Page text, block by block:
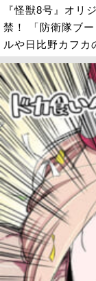
『怪獣8号』オリ
禁！ 「防衛隊ブ
ルや日比野カフカ